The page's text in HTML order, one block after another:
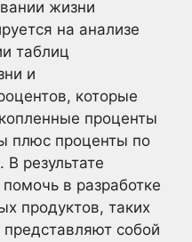
жизни
на анализе
таблиц
и
которые
проценты
плюс проценты по
результате
в разработке
продуктов, таких
собой